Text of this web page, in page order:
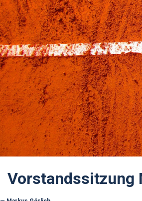
Vorstandssitzung